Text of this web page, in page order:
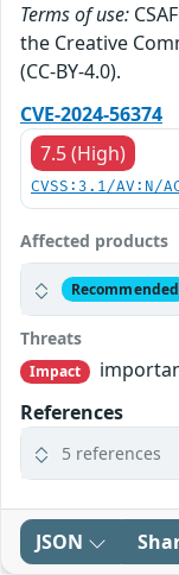
Terms of use:
the Creative
(CC-BY-4.0).
CVE-2024-56374
7.5 (High)
CVSS:3.1/AV:N/
Affected products
Recommended
Threats
Impact
References
5 references
JSON